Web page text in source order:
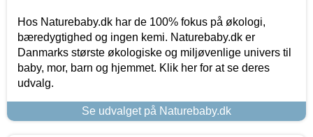
Hos Naturebaby.dk har de 100% fokus på økologi,
bæredygtighed og ingen kemi. Naturebaby.dk er
Danmarks største økologiske og miljøvenlige univers til
baby, mor, barn og hjemmet. Klik her for at se deres
udvalg.
Se udvalget på Naturebaby.dk